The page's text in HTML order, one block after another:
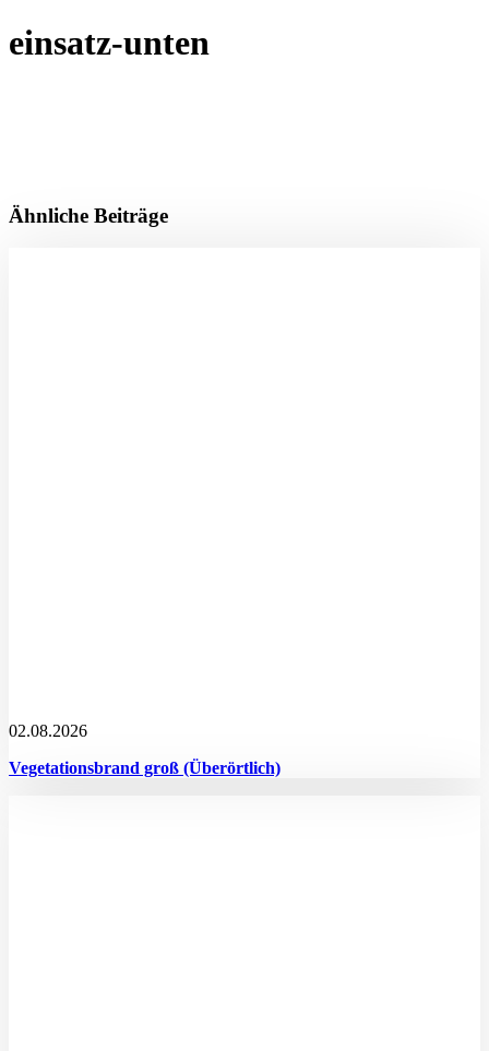
einsatz-unten
Ähnliche Beiträge
02.08.2026
Vegetationsbrand groß (Überörtlich)